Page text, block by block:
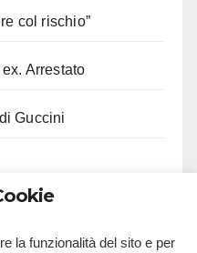
col rischio”
Arrestato
Guccini
la funzionalità del sito e per